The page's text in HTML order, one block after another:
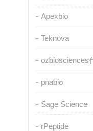
Apexbio
Teknova
ozbiosciences
pnabio
Sage Science
rPeptide